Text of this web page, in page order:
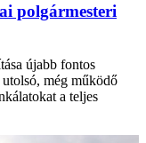
polgármesteri
újabb fontos
még működő
a teljes